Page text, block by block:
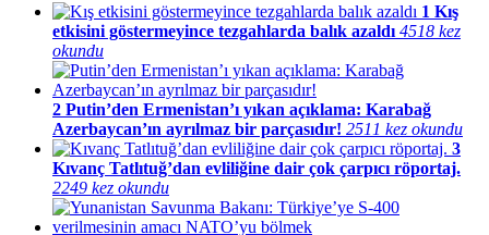
1 Kış
etkisini göstermeyince tezgahlarda balık azaldı 4518 kez
okundu
2 Putin’den Ermenistan’ı yıkan açıklama: Karabağ
Azerbaycan’ın ayrılmaz bir parçasıdır! 2511 kez okundu
3
Kıvanç Tatlıtuğ’dan evliliğine dair çok çarpıcı röportaj.
2249 kez okundu